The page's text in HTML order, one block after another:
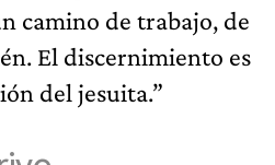
camino de trabajo, de
El discernimiento es
del jesuita.”